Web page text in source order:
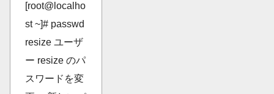
[root@localho
st ~]# passwd
resize ユーザ
ー resize のパ
スワードを変